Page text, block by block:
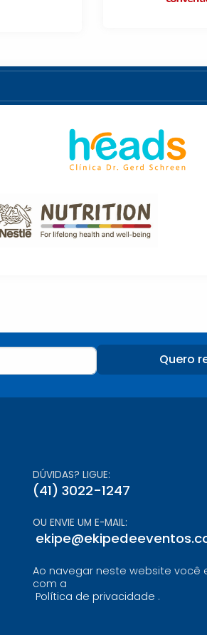
Quero
DÚVIDAS? LIGUE:
(41) 3022-1247
OU ENVIE UM E-MAIL:
Ao navegar neste website você
com a
Política de privacidade .